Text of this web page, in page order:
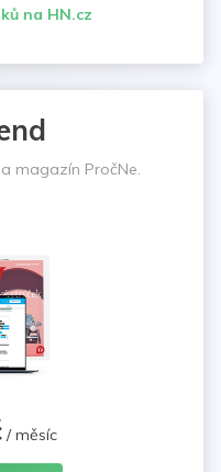
na HN.cz
magazín PročNe.
/ měsíc